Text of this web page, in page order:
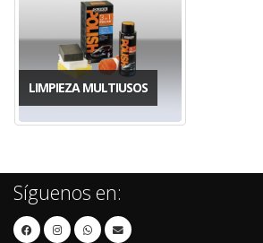
LIMPIEZA MULTIUSOS
Síguenos en: